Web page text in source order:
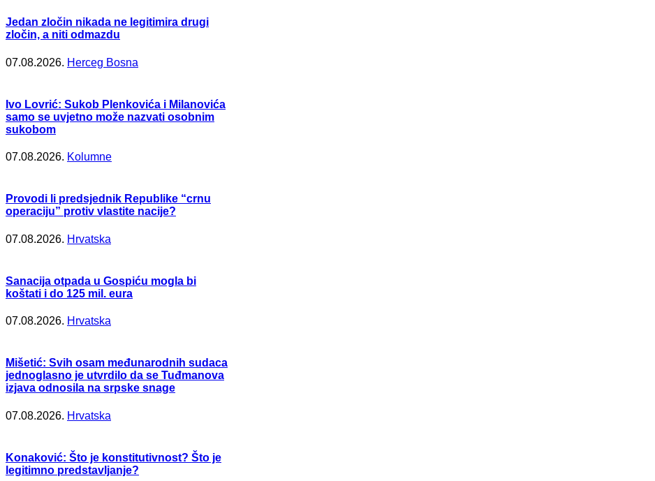
Jedan zločin nikada ne legitimira drugi
zločin, a niti odmazdu
07.08.2026. Herceg Bosna
Ivo Lovrić: Sukob Plenkovića i Milanovića
samo se uvjetno može nazvati osobnim
sukobom
07.08.2026. Kolumne
Provodi li predsjednik Republike “crnu
operaciju” protiv vlastite nacije?
07.08.2026. Hrvatska
Sanacija otpada u Gospiću mogla bi
koštati i do 125 mil. eura
07.08.2026. Hrvatska
Mišetić: Svih osam međunarodnih sudaca
jednoglasno je utvrdilo da se Tuđmanova
izjava odnosila na srpske snage
07.08.2026. Hrvatska
Konaković: Što je konstitutivnost? Što je
legitimno predstavljanje?